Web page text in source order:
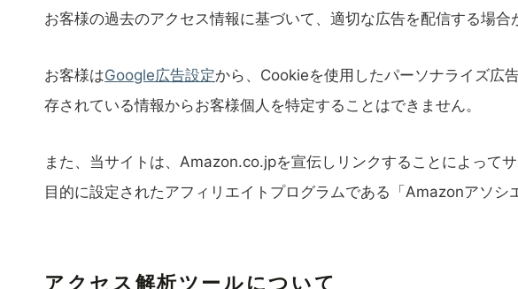
お客様の過去のアクセス情報に基づいて、適切な広告を配信する場合
お客様はGoogle広告設定から、Cookieを使用したパーソナライズ広
存されている情報からお客様個人を特定することはできません。
また、当サイトは、Amazon.co.jpを宣伝しリンクすることによって
目的に設定されたアフィリエイトプログラムである「Amazonアソシ
アクセス解析ツールについて